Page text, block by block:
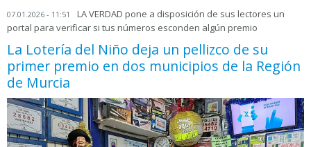
07.01.2026 - 11:51
LA VERDAD pone a disposición de sus lectores un
portal para verificar si tus números esconden algún premio
La Lotería del Niño deja un pellizco de su
primer premio en dos municipios de la Región
de Murcia